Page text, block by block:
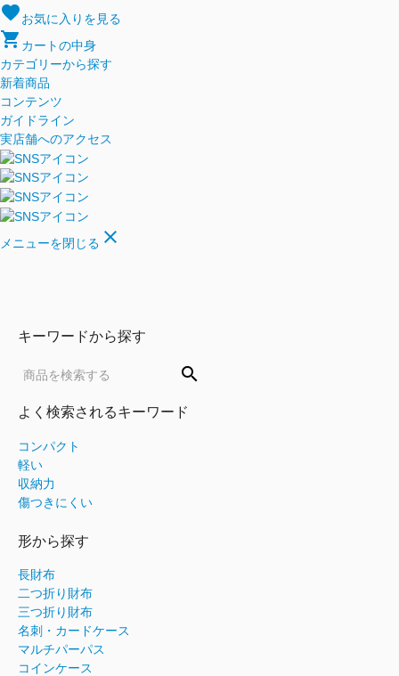
favoriteお気に入りを見る
shopping_cart カートの中身
カテゴリーから探す
新着商品
コンテンツ
ガイドライン
実店舗へのアクセス
メニューを閉じる close
キーワードから探す
search
よく検索されるキーワード
コンパクト
軽い
収納力
傷つきにくい
形から探す
長財布
二つ折り財布
三つ折り財布
名刺・カードケース
マルチパーパス
コインケース